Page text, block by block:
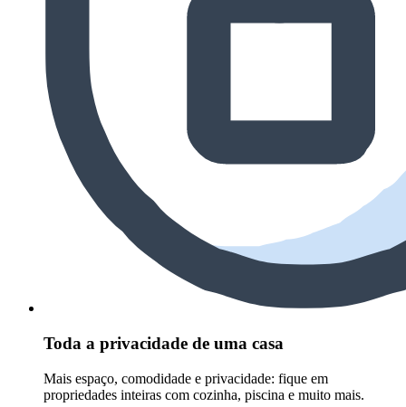
Toda a privacidade de uma casa
Mais espaço, comodidade e privacidade: fique em
propriedades inteiras com cozinha, piscina e muito mais.